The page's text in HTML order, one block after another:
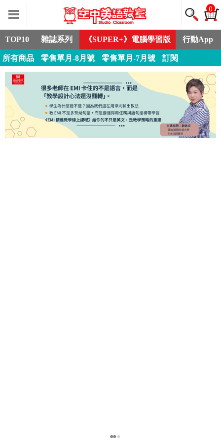
0
TOP10 雜誌系列 《SUPER+》電腦學習版 行動App
所有商品 零售單月-8月號 零售單月-7月號 訂閱